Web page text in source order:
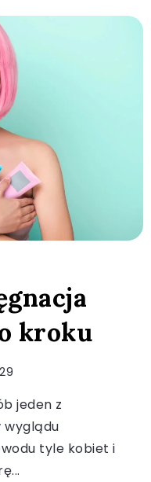
kroku
jeden z
wyglądu
tyle kobiet i